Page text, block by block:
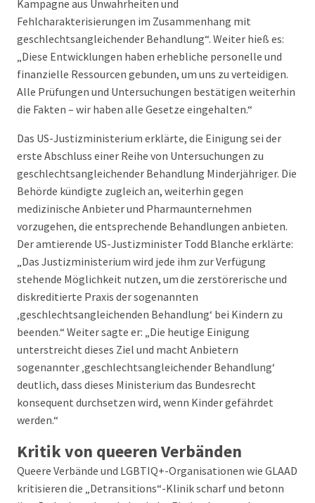
Kampagne aus Unwahrheiten und
Fehlcharakterisierungen im Zusammenhang mit
geschlechtsangleichender Behandlung“. Weiter hieß es:
„Diese Entwicklungen haben erhebliche personelle und
finanzielle Ressourcen gebunden, um uns zu verteidigen.
Alle Prüfungen und Untersuchungen bestätigen weiterhin
die Fakten – wir haben alle Gesetze eingehalten.“
Das US-Justizministerium erklärte, die Einigung sei der
erste Abschluss einer Reihe von Untersuchungen zu
geschlechtsangleichender Behandlung Minderjähriger. Die
Behörde kündigte zugleich an, weiterhin gegen
medizinische Anbieter und Pharmaunternehmen
vorzugehen, die entsprechende Behandlungen anbieten.
Der amtierende US-Justizminister Todd Blanche erklärte:
„Das Justizministerium wird jede ihm zur Verfügung
stehende Möglichkeit nutzen, um die zerstörerische und
diskreditierte Praxis der sogenannten
‚geschlechtsangleichenden Behandlung‘ bei Kindern zu
beenden.“ Weiter sagte er: „Die heutige Einigung
unterstreicht dieses Ziel und macht Anbietern
sogenannter ‚geschlechtsangleichender Behandlung‘
deutlich, dass dieses Ministerium das Bundesrecht
konsequent durchsetzen wird, wenn Kinder gefährdet
werden.“
Kritik von queeren Verbänden
Queere Verbände und LGBTIQ+-Organisationen wie GLAAD
kritisieren die „Detransitions“-Klinik scharf und betonn